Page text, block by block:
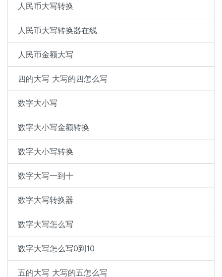
人民币大写转换
人民币大写转换器在线
人民币金额大写
四的大写 大写的四怎么写
数字大小写
数字大小写金额转换
数字大小写转换
数字大写一到十
数字大写转换器
数字大写怎么写
数字大写怎么写0到10
五的大写 大写的五怎么写